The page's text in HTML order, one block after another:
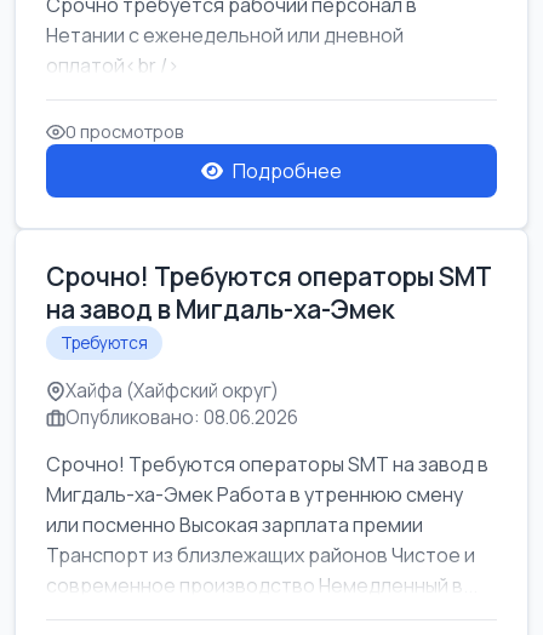
Нетании с еженедельной или дневной
оплатой<br />
Свежие вакансии в Нетании дл...
0 просмотров
Подробнее
Срочно! Требуются операторы SMT
на завод в Мигдаль-ха-Эмек
Требуются
Хайфа (Хайфский округ)
Опубликовано: 08.06.2026
Срочно! Требуются операторы SMT на завод в
Мигдаль-ха-Эмек Работа в утреннюю смену
или посменно Высокая зарплата премии
Транспорт из близлежащих районов Чистое и
современное производство Немедленный в...